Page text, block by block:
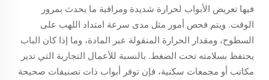
فيها تعريض الأبواب لحرارة شديدة ومراقبة ما يحدث بمرور
الوقت. ويتم فحص أمور مثل مدى سرعة امتداد اللهب على
السطوح، ومقدار الحرارة المنقولة عبر المادة، وما إذا كان الباب
يحتفظ بسلامته تحت الضغط. بالنسبة للأعمال التجارية التي تدير
مكاتب أو مجمعات سكنية، فإن توفر أبواب ذات تصنيفات صحيحة